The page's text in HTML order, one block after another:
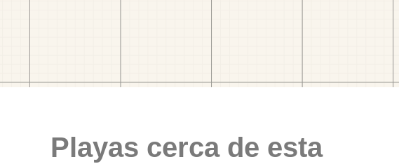
Playas cerca de esta